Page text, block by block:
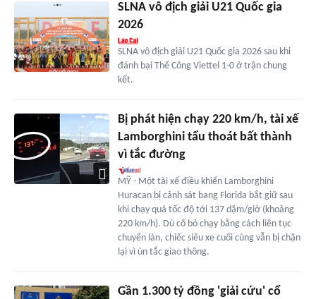
SLNA vô địch giải U21 Quốc gia
2026
SLNA vô địch giải U21 Quốc gia 2026 sau khi
đánh bại Thể Công Viettel 1-0 ở trận chung
kết.
Bị phát hiện chạy 220 km/h, tài xế
Lamborghini tẩu thoát bất thành
vì tắc đường
MỸ - Một tài xế điều khiển Lamborghini
Huracan bị cảnh sát bang Florida bắt giữ sau
khi chạy quá tốc độ tới 137 dặm/giờ (khoảng
220 km/h). Dù cố bỏ chạy bằng cách liên tục
chuyển làn, chiếc siêu xe cuối cùng vẫn bị chặn
lại vì ùn tắc giao thông.
Gần 1.300 tỷ đồng 'giải cứu' cổ